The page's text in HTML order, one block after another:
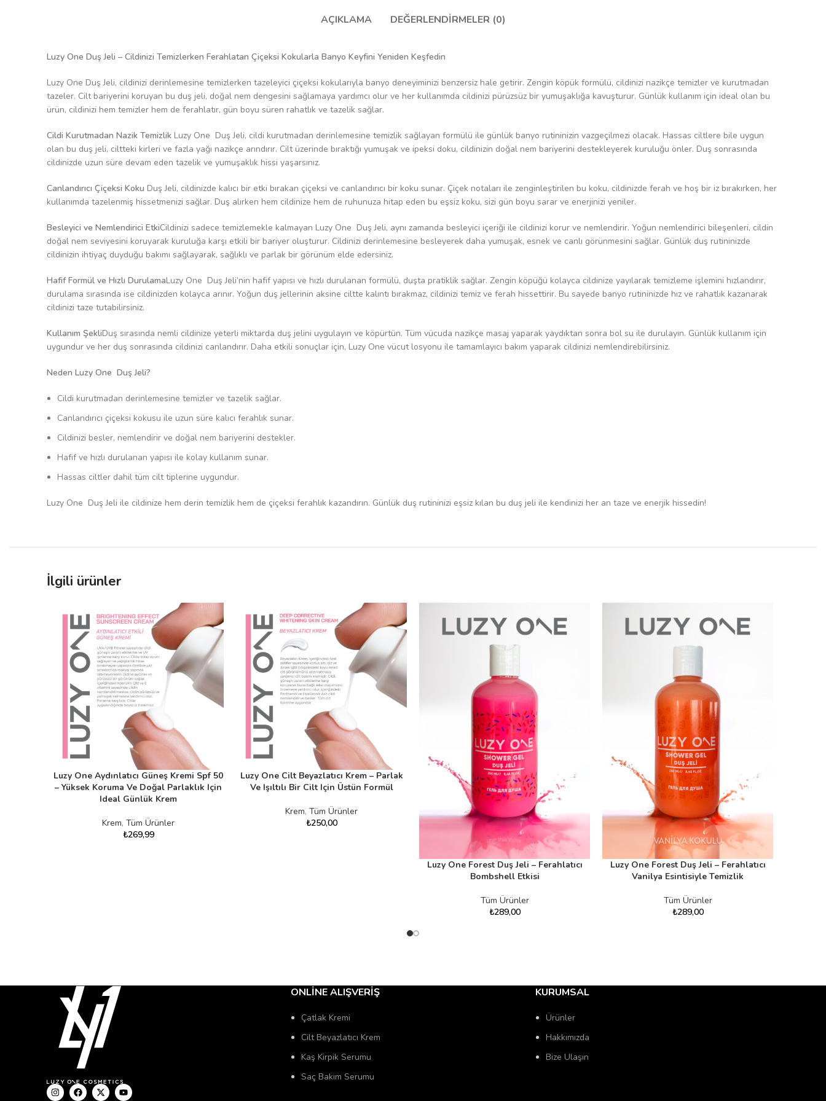
AÇIKLAMA DEĞERLENDIRMELER (0)
Luzy One Duş Jeli – Cildinizi Temizlerken Ferahlatan Çiçeksi Kokularla Banyo Keyfini Yeniden Keşfedin
Luzy One Duş Jeli, cildinizi derinlemesine temizlerken tazeleyici çiçeksi kokularıyla banyo deneyiminizi benzersiz hale getirir. Zengin köpük formülü, cildinizi nazikçe temizler ve kurutmadan
tazeler. Cilt bariyerini koruyan bu duş jeli, doğal nem dengesini sağlamaya yardımcı olur ve her kullanımda cildinizi pürüzsüz bir yumuşaklığa kavuşturur. Günlük kullanım için ideal olan bu
ürün, cildinizi hem temizler hem de ferahlatır, gün boyu süren rahatlık ve tazelik sağlar.
Cildi Kurutmadan Nazik Temizlik Luzy One Duş Jeli, cildi kurutmadan derinlemesine temizlik sağlayan formülü ile günlük banyo rutininizin vazgeçilmezi olacak. Hassas ciltlere bile uygun
olan bu duş jeli, ciltteki kirleri ve fazla yağı nazikçe arındırır. Cilt üzerinde bıraktığı yumuşak ve ipeksi doku, cildinizin doğal nem bariyerini destekleyerek kuruluğu önler. Duş sonrasında
cildinizde uzun süre devam eden tazelik ve yumuşaklık hissi yaşarsınız.
Canlandırıcı Çiçeksi Koku Duş Jeli, cildinizde kalıcı bir etki bırakan çiçeksi ve canlandırıcı bir koku sunar. Çiçek notaları ile zenginleştirilen bu koku, cildinizde ferah ve hoş bir iz bırakırken, her
kullanımda tazelenmiş hissetmenizi sağlar. Duş alırken hem cildinize hem de ruhunuza hitap eden bu eşsiz koku, sizi gün boyu sarar ve enerjinizi yeniler.
Besleyici ve Nemlendirici EtkiCildinizi sadece temizlemekle kalmayan Luzy One Duş Jeli, aynı zamanda besleyici içeriği ile cildinizi korur ve nemlendirir. Yoğun nemlendirici bileşenleri, cildin
doğal nem seviyesini koruyarak kuruluğa karşı etkili bir bariyer oluşturur. Cildinizi derinlemesine besleyerek daha yumuşak, esnek ve canlı görünmesini sağlar. Günlük duş rutininizde
cildinizin ihtiyaç duyduğu bakımı sağlayarak, sağlıklı ve parlak bir görünüm elde edersiniz.
Hafif Formül ve Hızlı DurulamaLuzy One Duş Jeli’nin hafif yapısı ve hızlı durulanan formülü, duşta pratiklik sağlar. Zengin köpüğü kolayca cildinize yayılarak temizleme işlemini hızlandırır,
durulama sırasında ise cildinizden kolayca arınır. Yoğun duş jellerinin aksine ciltte kalıntı bırakmaz, cildinizi temiz ve ferah hissettirir. Bu sayede banyo rutininizde hız ve rahatlık kazanarak
cildinizi taze tutabilirsiniz.
Kullanım ŞekliDuş sırasında nemli cildinize yeterli miktarda duş jelini uygulayın ve köpürtün. Tüm vücuda nazikçe masaj yaparak yaydıktan sonra bol su ile durulayın. Günlük kullanım için
uygundur ve her duş sonrasında cildinizi canlandırır. Daha etkili sonuçlar için, Luzy One vücut losyonu ile tamamlayıcı bakım yaparak cildinizi nemlendirebilirsiniz.
Neden Luzy One Duş Jeli?
Cildi kurutmadan derinlemesine temizler ve tazelik sağlar.
Canlandırıcı çiçeksi kokusu ile uzun süre kalıcı ferahlık sunar.
Cildinizi besler, nemlendirir ve doğal nem bariyerini destekler.
Hafif ve hızlı durulanan yapısı ile kolay kullanım sunar.
Hassas ciltler dahil tüm cilt tiplerine uygundur.
Luzy One Duş Jeli ile cildinize hem derin temizlik hem de çiçeksi ferahlık kazandırın. Günlük duş rutininizi eşsiz kılan bu duş jeli ile kendinizi her an taze ve enerjik hissedin!
İlgili ürünler
SEPETE EKLE
Luzy One Aydınlatıcı Güneş Kremi Spf 50
– Yüksek Koruma Ve Doğal Parlaklık Için
Ideal Günlük Krem
Krem, Tüm Ürünler
₺269,99
SEPETE EKLE
Luzy One Cilt Beyazlatıcı Krem – Parlak
Ve Işıltılı Bir Cilt Için Üstün Formül
Krem, Tüm Ürünler
₺250,00
SEPETE EKLE
Luzy One Forest Duş Jeli – Ferahlatıcı
Bombshell Etkisi
Tüm Ürünler
₺289,00
SEPETE EKLE
Luzy One Forest Duş Jeli – Ferahlatıcı
Vanilya Esintisiyle Temizlik
Tüm Ürünler
₺289,00
ONLINE ALIŞVERIŞ
Çatlak Kremi
Cilt Beyazlatıcı Krem
Kaş Kirpik Serumu
Saç Bakım Serumu
KURUMSAL
Ürünler
Hakkımızda
Bize Ulaşın